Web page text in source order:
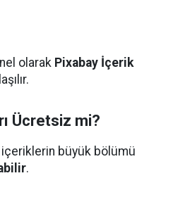
olarak Pixabay İçerik
Ücretsiz mi?
içeriklerin büyük bölümü
.